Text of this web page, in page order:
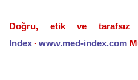
Doğru, etik ve tarafsız
Index : www.med-index.com